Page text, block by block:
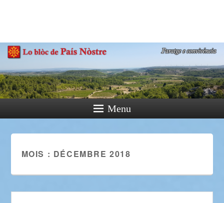
Paratge e Convivència
Menu
MOIS : DÉCEMBRE 2018